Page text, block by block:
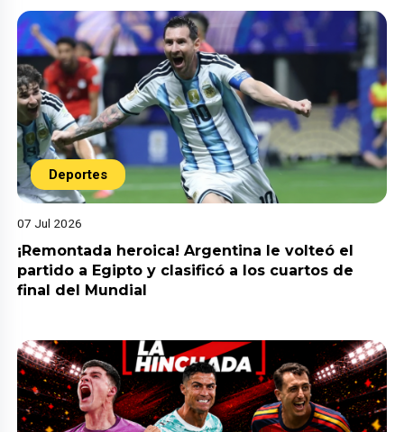
Deportes
07 Jul 2026
¡Remontada heroica! Argentina le volteó el
partido a Egipto y clasificó a los cuartos de
final del Mundial